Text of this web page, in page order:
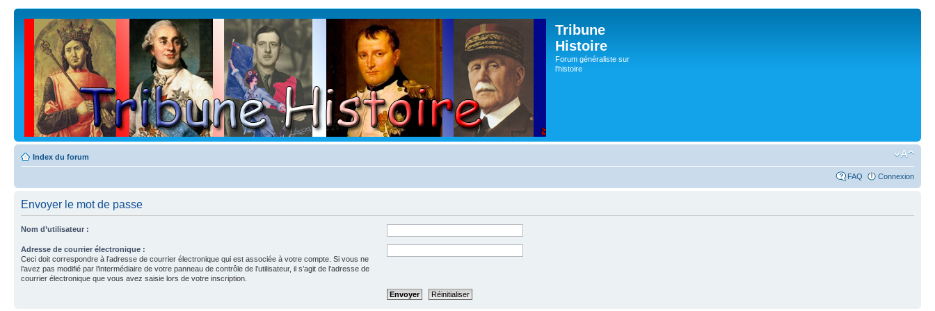
Tribune
Histoire
Forum généraliste sur
l'histoire
Index du forum
FAQ Connexion
Envoyer le mot de passe
Nom d’utilisateur :
Adresse de courrier électronique :
Ceci doit correspondre à l’adresse de courrier électronique qui est associée à votre compte. Si vous ne
l’avez pas modifié par l’intermédiaire de votre panneau de contrôle de l’utilisateur, il s’agit de l’adresse de
courrier électronique que vous avez saisie lors de votre inscription.